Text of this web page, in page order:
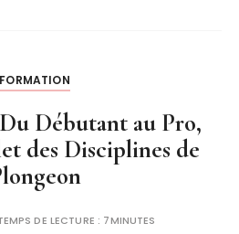
FORMATION
Débutant au Pro,
des Disciplines de
DE LECTURE : 7MINUTES